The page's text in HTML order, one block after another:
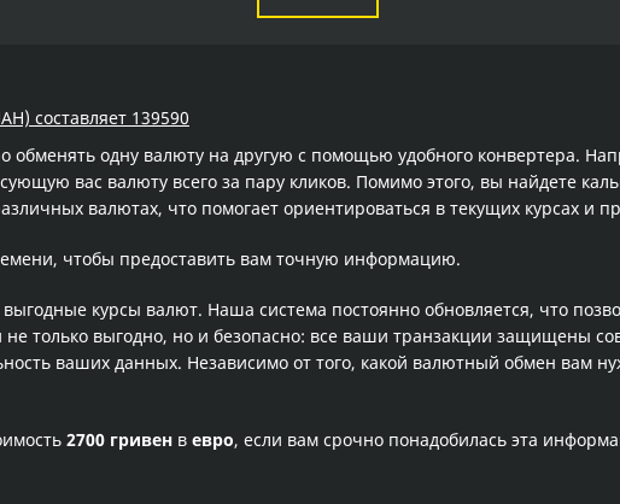
составляет 139590
обменять одну валюту на другую с помощью удобного конвертера.
вас валюту всего за пару кликов. Помимо этого, вы найдете
валютах, что помогает ориентироваться в текущих курсах и
чтобы предоставить вам точную информацию.
курсы валют. Наша система постоянно обновляется, что
только выгодно, но и безопасно: все ваши транзакции защищены
ваших данных. Независимо от того, какой валютный обмен вам
2700 гривен в евро, если вам срочно понадобилась эта